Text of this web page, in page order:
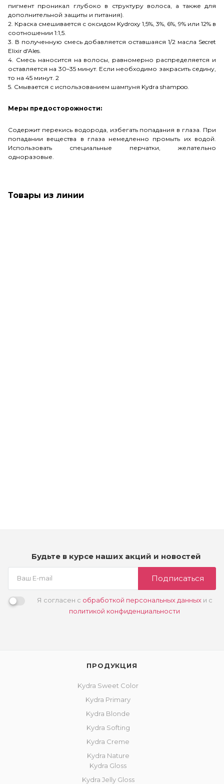
пигмент проникал глубоко в структуру волоса, а также для
дополнительной защиты и питания).
2. Краска смешивается с оксидом Kydroxy 1,5%, 3%, 6%, 9% или 12% в
соотношении 1:1,5.
3. В полученную смесь добавляется оставшаяся 1/2 масла Secret
Elixir d'Ales.
4. Смесь наносится на волосы, равномерно распределяется и
оставляется на 30–35 минут. Если необходимо закрасить седину,
то на 45 минут. 2
5. Смывается с использованием шампуня Kydra shampoo.
Меры предосторожности:
Содержит перекись водорода, избегать попадания в глаза. При
попадании вещества в глаза немедленно промыть их водой.
Использовать специальные перчатки, желательно
одноразовые.
Товары из линии
Будьте в курсе наших акций и новостей
Подписаться
Я согласен с обработкой персональных данныхи с
политикой конфиденциальности
ПРОДУКЦИЯ
Kydra Sweet Color
Kydra Primary
Kydra Blonde
Kydra Softing
Kydra Creme
Kydra Nature
Kydra Gloss
Kydra Jelly Gloss